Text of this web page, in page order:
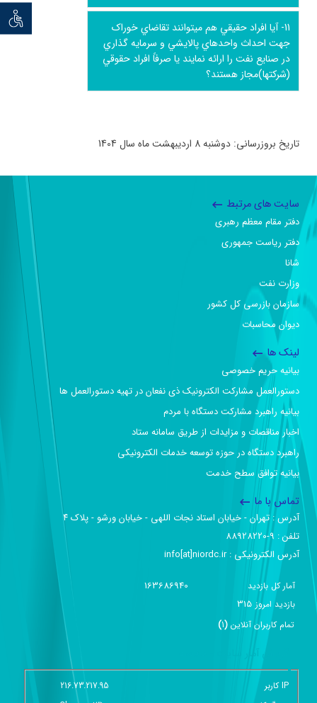
توان
11- آيا افراد حقيقي هم مي­توانند تقاضاي خوراک
جهت احداث واحدهاي پالايشي و سرمايه­ گذاري
در صنايع نفت را ارائه نمايند يا صرفاً افراد حقوقي
(شرکتها)مجاز هستند؟
تاریخ بروزرسانی: دوشنبه 8 اردیبهشت ماه سال 1404
سایت های مرتبط
دفتر مقام معظم رهبری
دفتر ریاست جمهوری
شانا
وزارت نفت
سازمان بازرسی کل کشور
دیوان محاسبات
لینک ها
بیانیه حریم خصوصی
دستورالعمل مشارکت الکترونیک ذی نفعان در تهیه دستورالعمل ها
بیانیه راهبرد مشارکت دستگاه با مردم
اخبار مناقصات و مزایدات از طریق سامانه ستاد
راهبرد دستگاه در حوزه توسعه خدمات الکترونیکی
بیانیه توافق سطح خدمت
تماس با ما
آدرس :‌ تهران - خیابان استاد نجات اللهی - خیابان ورشو - پلاک ۴
تلفن :‌ 9-88928220
آدرس الکترونیکی :‌ info[at]niordc.ir
آمار کل بازدید 163686940
بازديد امروز 315
تمام کاربران آنلاين (
1
)
IP کاربر
216.73.217.95